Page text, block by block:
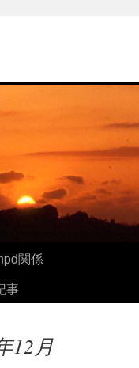
関係
事
12月